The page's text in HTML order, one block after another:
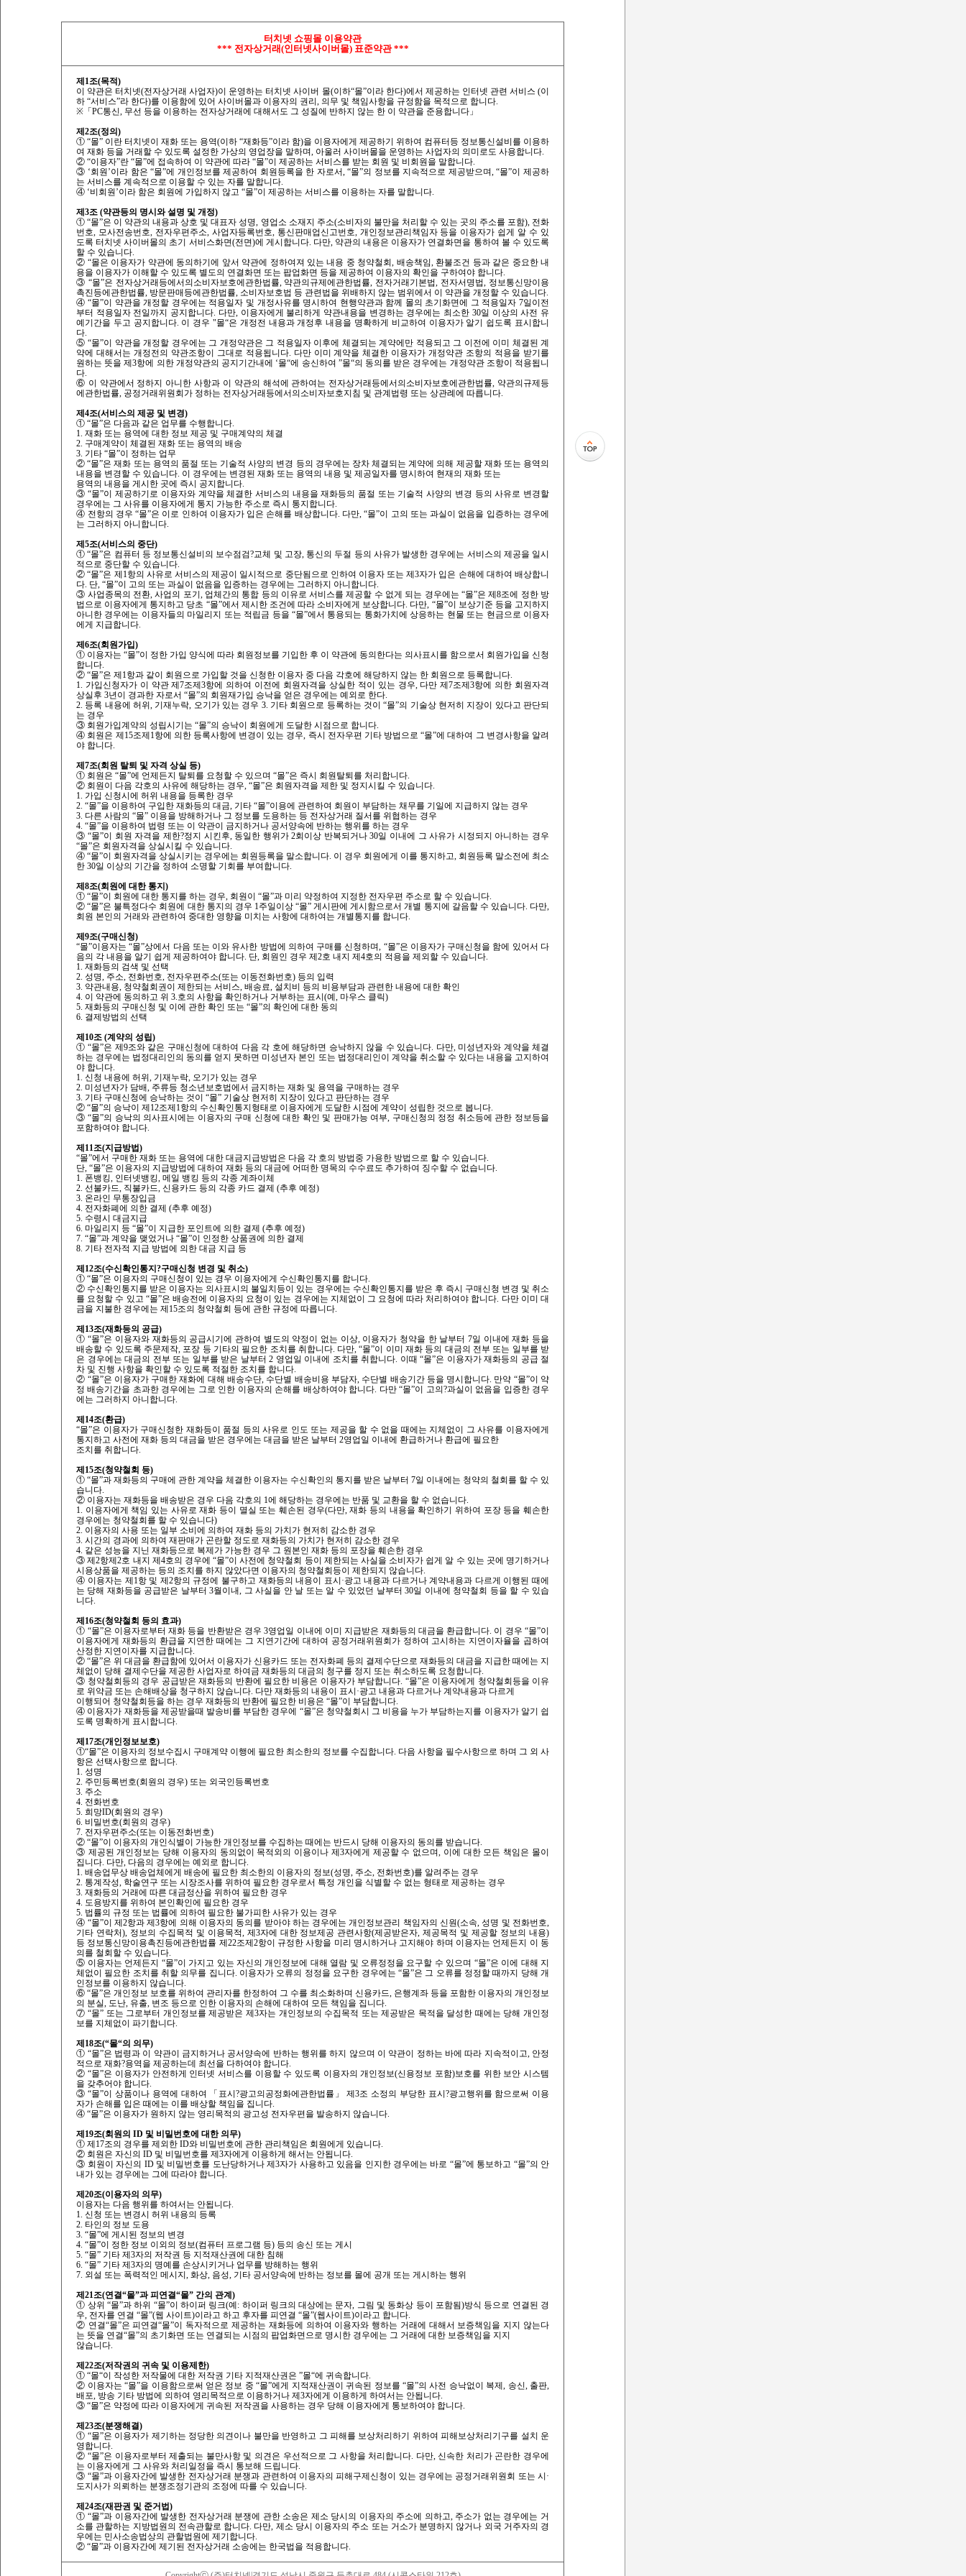
터치넷 쇼핑몰 이용약관
*** 전자상거래(인터넷사이버몰) 표준약관 ***
제1조(목적)
이 약관은 터치넷(전자상거래 사업자)이 운영하는 터치넷 사이버 몰(이하“몰”이라 한다)에서 제공하는 인터넷 관련 서비스 (이
하 “서비스”라 한다)를 이용함에 있어 사이버몰과 이용자의 권리, 의무 및 책임사항을 규정함을 목적으로 합니다.
※「PC통신, 무선 등을 이용하는 전자상거래에 대해서도 그 성질에 반하지 않는 한 이 약관을 준용합니다」
제2조(정의)
① “몰” 이란 터치넷이 재화 또는 용역(이하 “재화등”이라 함)을 이용자에게 제공하기 위하여 컴퓨터등 정보통신설비를 이용하
여 재화 등을 거래할 수 있도록 설정한 가상의 영업장을 말하며, 아울러 사이버몰을 운영하는 사업자의 의미로도 사용합니다.
② “이용자”란 “몰”에 접속하여 이 약관에 따라 “몰”이 제공하는 서비스를 받는 회원 및 비회원을 말합니다.
③ ‘회원’이라 함은 “몰”에 개인정보를 제공하여 회원등록을 한 자로서, “몰”의 정보를 지속적으로 제공받으며, “몰”이 제공하
는 서비스를 계속적으로 이용할 수 있는 자를 말합니다.
④ ‘비회원’이라 함은 회원에 가입하지 않고 “몰”이 제공하는 서비스를 이용하는 자를 말합니다.
제3조 (약관등의 명시와 설명 및 개정)
① “몰”은 이 약관의 내용과 상호 및 대표자 성명, 영업소 소재지 주소(소비자의 불만을 처리할 수 있는 곳의 주소를 포함), 전화
번호, 모사전송번호, 전자우편주소, 사업자등록번호, 통신판매업신고번호, 개인정보관리책임자 등을 이용자가 쉽게 알 수 있
도록 터치넷 사이버몰의 초기 서비스화면(전면)에 게시합니다. 다만, 약관의 내용은 이용자가 연결화면을 통하여 볼 수 있도록
할 수 있습니다.
② “몰은 이용자가 약관에 동의하기에 앞서 약관에 정하여져 있는 내용 중 청약철회, 배송책임, 환불조건 등과 같은 중요한 내
용을 이용자가 이해할 수 있도록 별도의 연결화면 또는 팝업화면 등을 제공하여 이용자의 확인을 구하여야 합니다.
③ “몰”은 전자상거래등에서의소비자보호에관한법률, 약관의규제에관한법률, 전자거래기본법, 전자서명법, 정보통신망이용
촉진등에관한법률, 방문판매등에관한법률, 소비자보호법 등 관련법을 위배하지 않는 범위에서 이 약관을 개정할 수 있습니다.
④ “몰”이 약관을 개정할 경우에는 적용일자 및 개정사유를 명시하여 현행약관과 함께 몰의 초기화면에 그 적용일자 7일이전
부터 적용일자 전일까지 공지합니다. 다만, 이용자에게 불리하게 약관내용을 변경하는 경우에는 최소한 30일 이상의 사전 유
예기간을 두고 공지합니다. 이 경우 "몰“은 개정전 내용과 개정후 내용을 명확하게 비교하여 이용자가 알기 쉽도록 표시합니
다.
⑤ “몰”이 약관을 개정할 경우에는 그 개정약관은 그 적용일자 이후에 체결되는 계약에만 적용되고 그 이전에 이미 체결된 계
약에 대해서는 개정전의 약관조항이 그대로 적용됩니다. 다만 이미 계약을 체결한 이용자가 개정약관 조항의 적용을 받기를
원하는 뜻을 제3항에 의한 개정약관의 공지기간내에 ‘몰“에 송신하여 ”몰“의 동의를 받은 경우에는 개정약관 조항이 적용됩니
다.
⑥ 이 약관에서 정하지 아니한 사항과 이 약관의 해석에 관하여는 전자상거래등에서의소비자보호에관한법률, 약관의규제등
에관한법률, 공정거래위원회가 정하는 전자상거래등에서의소비자보호지침 및 관계법령 또는 상관례에 따릅니다.
제4조(서비스의 제공 및 변경)
① “몰”은 다음과 같은 업무를 수행합니다.
1. 재화 또는 용역에 대한 정보 제공 및 구매계약의 체결
2. 구매계약이 체결된 재화 또는 용역의 배송
3. 기타 “몰”이 정하는 업무
② “몰”은 재화 또는 용역의 품절 또는 기술적 사양의 변경 등의 경우에는 장차 체결되는 계약에 의해 제공할 재화 또는 용역의
내용을 변경할 수 있습니다. 이 경우에는 변경된 재화 또는 용역의 내용 및 제공일자를 명시하여 현재의 재화 또는
용역의 내용을 게시한 곳에 즉시 공지합니다.
③ “몰”이 제공하기로 이용자와 계약을 체결한 서비스의 내용을 재화등의 품절 또는 기술적 사양의 변경 등의 사유로 변경할
경우에는 그 사유를 이용자에게 통지 가능한 주소로 즉시 통지합니다.
④ 전항의 경우 “몰”은 이로 인하여 이용자가 입은 손해를 배상합니다. 다만, “몰”이 고의 또는 과실이 없음을 입증하는 경우에
는 그러하지 아니합니다.
제5조(서비스의 중단)
① “몰”은 컴퓨터 등 정보통신설비의 보수점검?교체 및 고장, 통신의 두절 등의 사유가 발생한 경우에는 서비스의 제공을 일시
적으로 중단할 수 있습니다.
② “몰”은 제1항의 사유로 서비스의 제공이 일시적으로 중단됨으로 인하여 이용자 또는 제3자가 입은 손해에 대하여 배상합니
다. 단, “몰”이 고의 또는 과실이 없음을 입증하는 경우에는 그러하지 아니합니다.
③ 사업종목의 전환, 사업의 포기, 업체간의 통합 등의 이유로 서비스를 제공할 수 없게 되는 경우에는 “몰”은 제8조에 정한 방
법으로 이용자에게 통지하고 당초 “몰”에서 제시한 조건에 따라 소비자에게 보상합니다. 다만, “몰”이 보상기준 등을 고지하지
아니한 경우에는 이용자들의 마일리지 또는 적립금 등을 “몰”에서 통용되는 통화가치에 상응하는 현물 또는 현금으로 이용자
에게 지급합니다.
제6조(회원가입)
① 이용자는 “몰”이 정한 가입 양식에 따라 회원정보를 기입한 후 이 약관에 동의한다는 의사표시를 함으로서 회원가입을 신청
합니다.
② “몰”은 제1항과 같이 회원으로 가입할 것을 신청한 이용자 중 다음 각호에 해당하지 않는 한 회원으로 등록합니다.
1. 가입신청자가 이 약관 제7조제3항에 의하여 이전에 회원자격을 상실한 적이 있는 경우, 다만 제7조제3항에 의한 회원자격
상실후 3년이 경과한 자로서 “몰”의 회원재가입 승낙을 얻은 경우에는 예외로 한다.
2. 등록 내용에 허위, 기재누락, 오기가 있는 경우 3. 기타 회원으로 등록하는 것이 “몰”의 기술상 현저히 지장이 있다고 판단되
는 경우
③ 회원가입계약의 성립시기는 “몰”의 승낙이 회원에게 도달한 시점으로 합니다.
④ 회원은 제15조제1항에 의한 등록사항에 변경이 있는 경우, 즉시 전자우편 기타 방법으로 “몰”에 대하여 그 변경사항을 알려
야 합니다.
제7조(회원 탈퇴 및 자격 상실 등)
① 회원은 “몰”에 언제든지 탈퇴를 요청할 수 있으며 “몰”은 즉시 회원탈퇴를 처리합니다.
② 회원이 다음 각호의 사유에 해당하는 경우, “몰”은 회원자격을 제한 및 정지시킬 수 있습니다.
1. 가입 신청시에 허위 내용을 등록한 경우
2. “몰”을 이용하여 구입한 재화등의 대금, 기타 “몰”이용에 관련하여 회원이 부담하는 채무를 기일에 지급하지 않는 경우
3. 다른 사람의 “몰” 이용을 방해하거나 그 정보를 도용하는 등 전자상거래 질서를 위협하는 경우
4. “몰”을 이용하여 법령 또는 이 약관이 금지하거나 공서양속에 반하는 행위를 하는 경우
③ “몰”이 회원 자격을 제한?정지 시킨후, 동일한 행위가 2회이상 반복되거나 30일 이내에 그 사유가 시정되지 아니하는 경우
“몰”은 회원자격을 상실시킬 수 있습니다.
④ “몰”이 회원자격을 상실시키는 경우에는 회원등록을 말소합니다. 이 경우 회원에게 이를 통지하고, 회원등록 말소전에 최소
한 30일 이상의 기간을 정하여 소명할 기회를 부여합니다.
제8조(회원에 대한 통지)
① “몰”이 회원에 대한 통지를 하는 경우, 회원이 “몰”과 미리 약정하여 지정한 전자우편 주소로 할 수 있습니다.
② “몰”은 불특정다수 회원에 대한 통지의 경우 1주일이상 “몰” 게시판에 게시함으로서 개별 통지에 갈음할 수 있습니다. 다만,
회원 본인의 거래와 관련하여 중대한 영향을 미치는 사항에 대하여는 개별통지를 합니다.
제9조(구매신청)
“몰”이용자는 “몰”상에서 다음 또는 이와 유사한 방법에 의하여 구매를 신청하며, “몰”은 이용자가 구매신청을 함에 있어서 다
음의 각 내용을 알기 쉽게 제공하여야 합니다. 단, 회원인 경우 제2호 내지 제4호의 적용을 제외할 수 있습니다.
1. 재화등의 검색 및 선택
2. 성명, 주소, 전화번호, 전자우편주소(또는 이동전화번호) 등의 입력
3. 약관내용, 청약철회권이 제한되는 서비스, 배송료, 설치비 등의 비용부담과 관련한 내용에 대한 확인
4. 이 약관에 동의하고 위 3.호의 사항을 확인하거나 거부하는 표시(예, 마우스 클릭)
5. 재화등의 구매신청 및 이에 관한 확인 또는 “몰”의 확인에 대한 동의
6. 결제방법의 선택
제10조 (계약의 성립)
① “몰”은 제9조와 같은 구매신청에 대하여 다음 각 호에 해당하면 승낙하지 않을 수 있습니다. 다만, 미성년자와 계약을 체결
하는 경우에는 법정대리인의 동의를 얻지 못하면 미성년자 본인 또는 법정대리인이 계약을 취소할 수 있다는 내용을 고지하여
야 합니다.
1. 신청 내용에 허위, 기재누락, 오기가 있는 경우
2. 미성년자가 담배, 주류등 청소년보호법에서 금지하는 재화 및 용역을 구매하는 경우
3. 기타 구매신청에 승낙하는 것이 “몰” 기술상 현저히 지장이 있다고 판단하는 경우
② “몰”의 승낙이 제12조제1항의 수신확인통지형태로 이용자에게 도달한 시점에 계약이 성립한 것으로 봅니다.
③ “몰”의 승낙의 의사표시에는 이용자의 구매 신청에 대한 확인 및 판매가능 여부, 구매신청의 정정 취소등에 관한 정보등을
포함하여야 합니다.
제11조(지급방법)
“몰”에서 구매한 재화 또는 용역에 대한 대금지급방법은 다음 각 호의 방법중 가용한 방법으로 할 수 있습니다.
단, “몰”은 이용자의 지급방법에 대하여 재화 등의 대금에 어떠한 명목의 수수료도 추가하여 징수할 수 없습니다.
1. 폰뱅킹, 인터넷뱅킹, 메일 뱅킹 등의 각종 계좌이체
2. 선불카드, 직불카드, 신용카드 등의 각종 카드 결제 (추후 예정)
3. 온라인 무통장입금
4. 전자화폐에 의한 결제 (추후 예정)
5. 수령시 대금지급
6. 마일리지 등 “몰”이 지급한 포인트에 의한 결제 (추후 예정)
7. “몰”과 계약을 맺었거나 “몰”이 인정한 상품권에 의한 결제
8. 기타 전자적 지급 방법에 의한 대금 지급 등
제12조(수신확인통지?구매신청 변경 및 취소)
① “몰”은 이용자의 구매신청이 있는 경우 이용자에게 수신확인통지를 합니다.
② 수신확인통지를 받은 이용자는 의사표시의 불일치등이 있는 경우에는 수신확인통지를 받은 후 즉시 구매신청 변경 및 취소
를 요청할 수 있고 “몰”은 배송전에 이용자의 요청이 있는 경우에는 지체없이 그 요청에 따라 처리하여야 합니다. 다만 이미 대
금을 지불한 경우에는 제15조의 청약철회 등에 관한 규정에 따릅니다.
제13조(재화등의 공급)
① “몰”은 이용자와 재화등의 공급시기에 관하여 별도의 약정이 없는 이상, 이용자가 청약을 한 날부터 7일 이내에 재화 등을
배송할 수 있도록 주문제작, 포장 등 기타의 필요한 조치를 취합니다. 다만, “몰”이 이미 재화 등의 대금의 전부 또는 일부를 받
은 경우에는 대금의 전부 또는 일부를 받은 날부터 2 영업일 이내에 조치를 취합니다. 이때 “몰”은 이용자가 재화등의 공급 절
차 및 진행 사항을 확인할 수 있도록 적절한 조치를 합니다.
② “몰”은 이용자가 구매한 재화에 대해 배송수단, 수단별 배송비용 부담자, 수단별 배송기간 등을 명시합니다. 만약 “몰”이 약
정 배송기간을 초과한 경우에는 그로 인한 이용자의 손해를 배상하여야 합니다. 다만 “몰”이 고의?과실이 없음을 입증한 경우
에는 그러하지 아니합니다.
제14조(환급)
“몰”은 이용자가 구매신청한 재화등이 품절 등의 사유로 인도 또는 제공을 할 수 없을 때에는 지체없이 그 사유를 이용자에게
통지하고 사전에 재화 등의 대금을 받은 경우에는 대금을 받은 날부터 2영업일 이내에 환급하거나 환급에 필요한
조치를 취합니다.
제15조(청약철회 등)
① “몰”과 재화등의 구매에 관한 계약을 체결한 이용자는 수신확인의 통지를 받은 날부터 7일 이내에는 청약의 철회를 할 수 있
습니다.
② 이용자는 재화등을 배송받은 경우 다음 각호의 1에 해당하는 경우에는 반품 및 교환을 할 수 없습니다.
1. 이용자에게 책임 있는 사유로 재화 등이 멸실 또는 훼손된 경우(다만, 재화 등의 내용을 확인하기 위하여 포장 등을 훼손한
경우에는 청약철회를 할 수 있습니다)
2. 이용자의 사용 또는 일부 소비에 의하여 재화 등의 가치가 현저히 감소한 경우
3. 시간의 경과에 의하여 재판매가 곤란할 정도로 재화등의 가치가 현저히 감소한 경우
4. 같은 성능을 지닌 재화등으로 복제가 가능한 경우 그 원본인 재화 등의 포장을 훼손한 경우
③ 제2항제2호 내지 제4호의 경우에 “몰”이 사전에 청약철회 등이 제한되는 사실을 소비자가 쉽게 알 수 있는 곳에 명기하거나
시용상품을 제공하는 등의 조치를 하지 않았다면 이용자의 청약철회등이 제한되지 않습니다.
④ 이용자는 제1항 및 제2항의 규정에 불구하고 재화등의 내용이 표시·광고 내용과 다르거나 계약내용과 다르게 이행된 때에
는 당해 재화등을 공급받은 날부터 3월이내, 그 사실을 안 날 또는 알 수 있었던 날부터 30일 이내에 청약철회 등을 할 수 있습
니다.
제16조(청약철회 등의 효과)
① “몰”은 이용자로부터 재화 등을 반환받은 경우 3영업일 이내에 이미 지급받은 재화등의 대금을 환급합니다. 이 경우 “몰”이
이용자에게 재화등의 환급을 지연한 때에는 그 지연기간에 대하여 공정거래위원회가 정하여 고시하는 지연이자율을 곱하여
산정한 지연이자를 지급합니다.
② “몰”은 위 대금을 환급함에 있어서 이용자가 신용카드 또는 전자화폐 등의 결제수단으로 재화등의 대금을 지급한 때에는 지
체없이 당해 결제수단을 제공한 사업자로 하여금 재화등의 대금의 청구를 정지 또는 취소하도록 요청합니다.
③ 청약철회등의 경우 공급받은 재화등의 반환에 필요한 비용은 이용자가 부담합니다. “몰”은 이용자에게 청약철회등을 이유
로 위약금 또는 손해배상을 청구하지 않습니다. 다만 재화등의 내용이 표시·광고 내용과 다르거나 계약내용과 다르게
이행되어 청약철회등을 하는 경우 재화등의 반환에 필요한 비용은 “몰”이 부담합니다.
④ 이용자가 재화등을 제공받을때 발송비를 부담한 경우에 “몰”은 청약철회시 그 비용을 누가 부담하는지를 이용자가 알기 쉽
도록 명확하게 표시합니다.
제17조(개인정보보호)
①“몰”은 이용자의 정보수집시 구매계약 이행에 필요한 최소한의 정보를 수집합니다. 다음 사항을 필수사항으로 하며 그 외 사
항은 선택사항으로 합니다.
1. 성명
2. 주민등록번호(회원의 경우) 또는 외국인등록번호
3. 주소
4. 전화번호
5. 희망ID(회원의 경우)
6. 비밀번호(회원의 경우)
7. 전자우편주소(또는 이동전화번호)
② “몰”이 이용자의 개인식별이 가능한 개인정보를 수집하는 때에는 반드시 당해 이용자의 동의를 받습니다.
③ 제공된 개인정보는 당해 이용자의 동의없이 목적외의 이용이나 제3자에게 제공할 수 없으며, 이에 대한 모든 책임은 몰이
집니다. 다만, 다음의 경우에는 예외로 합니다.
1. 배송업무상 배송업체에게 배송에 필요한 최소한의 이용자의 정보(성명, 주소, 전화번호)를 알려주는 경우
2. 통계작성, 학술연구 또는 시장조사를 위하여 필요한 경우로서 특정 개인을 식별할 수 없는 형태로 제공하는 경우
3. 재화등의 거래에 따른 대금정산을 위하여 필요한 경우
4. 도용방지를 위하여 본인확인에 필요한 경우
5. 법률의 규정 또는 법률에 의하여 필요한 불가피한 사유가 있는 경우
④ “몰”이 제2항과 제3항에 의해 이용자의 동의를 받아야 하는 경우에는 개인정보관리 책임자의 신원(소속, 성명 및 전화번호,
기타 연락처), 정보의 수집목적 및 이용목적, 제3자에 대한 정보제공 관련사항(제공받은자, 제공목적 및 제공할 정보의 내용)
등 정보통신망이용촉진등에관한법률 제22조제2항이 규정한 사항을 미리 명시하거나 고지해야 하며 이용자는 언제든지 이 동
의를 철회할 수 있습니다.
⑤ 이용자는 언제든지 “몰”이 가지고 있는 자신의 개인정보에 대해 열람 및 오류정정을 요구할 수 있으며 “몰”은 이에 대해 지
체없이 필요한 조치를 취할 의무를 집니다. 이용자가 오류의 정정을 요구한 경우에는 “몰”은 그 오류를 정정할 때까지 당해 개
인정보를 이용하지 않습니다.
⑥ “몰”은 개인정보 보호를 위하여 관리자를 한정하여 그 수를 최소화하며 신용카드, 은행계좌 등을 포함한 이용자의 개인정보
의 분실, 도난, 유출, 변조 등으로 인한 이용자의 손해에 대하여 모든 책임을 집니다.
⑦ “몰” 또는 그로부터 개인정보를 제공받은 제3자는 개인정보의 수집목적 또는 제공받은 목적을 달성한 때에는 당해 개인정
보를 지체없이 파기합니다.
제18조(“몰“의 의무)
① “몰”은 법령과 이 약관이 금지하거나 공서양속에 반하는 행위를 하지 않으며 이 약관이 정하는 바에 따라 지속적이고, 안정
적으로 재화?용역을 제공하는데 최선을 다하여야 합니다.
② “몰”은 이용자가 안전하게 인터넷 서비스를 이용할 수 있도록 이용자의 개인정보(신용정보 포함)보호를 위한 보안 시스템
을 갖추어야 합니다.
③ “몰”이 상품이나 용역에 대하여 「표시?광고의공정화에관한법률」 제3조 소정의 부당한 표시?광고행위를 함으로써 이용
자가 손해를 입은 때에는 이를 배상할 책임을 집니다.
④ “몰”은 이용자가 원하지 않는 영리목적의 광고성 전자우편을 발송하지 않습니다.
제19조(회원의 ID 및 비밀번호에 대한 의무)
① 제17조의 경우를 제외한 ID와 비밀번호에 관한 관리책임은 회원에게 있습니다.
② 회원은 자신의 ID 및 비밀번호를 제3자에게 이용하게 해서는 안됩니다.
③ 회원이 자신의 ID 및 비밀번호를 도난당하거나 제3자가 사용하고 있음을 인지한 경우에는 바로 “몰”에 통보하고 “몰”의 안
내가 있는 경우에는 그에 따라야 합니다.
제20조(이용자의 의무)
이용자는 다음 행위를 하여서는 안됩니다.
1. 신청 또는 변경시 허위 내용의 등록
2. 타인의 정보 도용
3. “몰”에 게시된 정보의 변경
4. “몰”이 정한 정보 이외의 정보(컴퓨터 프로그램 등) 등의 송신 또는 게시
5. “몰” 기타 제3자의 저작권 등 지적재산권에 대한 침해
6. “몰” 기타 제3자의 명예를 손상시키거나 업무를 방해하는 행위
7. 외설 또는 폭력적인 메시지, 화상, 음성, 기타 공서양속에 반하는 정보를 몰에 공개 또는 게시하는 행위
제21조(연결“몰”과 피연결“몰” 간의 관계)
① 상위 “몰”과 하위 “몰”이 하이퍼 링크(예: 하이퍼 링크의 대상에는 문자, 그림 및 동화상 등이 포함됨)방식 등으로 연결된 경
우, 전자를 연결 “몰”(웹 사이트)이라고 하고 후자를 피연결 “몰”(웹사이트)이라고 합니다.
② 연결“몰”은 피연결“몰”이 독자적으로 제공하는 재화등에 의하여 이용자와 행하는 거래에 대해서 보증책임을 지지 않는다
는 뜻을 연결“몰”의 초기화면 또는 연결되는 시점의 팝업화면으로 명시한 경우에는 그 거래에 대한 보증책임을 지지
않습니다.
제22조(저작권의 귀속 및 이용제한)
① “몰“이 작성한 저작물에 대한 저작권 기타 지적재산권은 ”몰“에 귀속합니다.
② 이용자는 “몰”을 이용함으로써 얻은 정보 중 “몰”에게 지적재산권이 귀속된 정보를 “몰”의 사전 승낙없이 복제, 송신, 출판,
배포, 방송 기타 방법에 의하여 영리목적으로 이용하거나 제3자에게 이용하게 하여서는 안됩니다.
③ “몰”은 약정에 따라 이용자에게 귀속된 저작권을 사용하는 경우 당해 이용자에게 통보하여야 합니다.
제23조(분쟁해결)
① “몰”은 이용자가 제기하는 정당한 의견이나 불만을 반영하고 그 피해를 보상처리하기 위하여 피해보상처리기구를 설치 운
영합니다.
② “몰”은 이용자로부터 제출되는 불만사항 및 의견은 우선적으로 그 사항을 처리합니다. 다만, 신속한 처리가 곤란한 경우에
는 이용자에게 그 사유와 처리일정을 즉시 통보해 드립니다.
③ “몰”과 이용자간에 발생한 전자상거래 분쟁과 관련하여 이용자의 피해구제신청이 있는 경우에는 공정거래위원회 또는 시·
도지사가 의뢰하는 분쟁조정기관의 조정에 따를 수 있습니다.
제24조(재판권 및 준거법)
① “몰”과 이용자간에 발생한 전자상거래 분쟁에 관한 소송은 제소 당시의 이용자의 주소에 의하고, 주소가 없는 경우에는 거
소를 관할하는 지방법원의 전속관할로 합니다. 다만, 제소 당시 이용자의 주소 또는 거소가 분명하지 않거나 외국 거주자의 경
우에는 민사소송법상의 관할법원에 제기합니다.
② “몰”과 이용자간에 제기된 전자상거래 소송에는 한국법을 적용합니다.